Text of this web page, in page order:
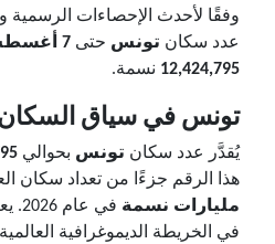
وفقًا لأحدث الإحصاءات الرسمية
عدد سكان تونس حتى 7 أغسطس 2026
12,424,795 نسمة.
تونس في سياق السكان
يُقدَّر عدد سكان تونس بحوالي
هذا الرقم جزءًا من تعداد سكان
مليارات نسمة في عام 2026. يعكس ذلك موقع
في الخريطة الديموغرافية